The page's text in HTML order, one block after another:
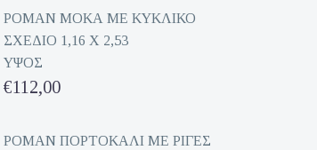
was:
€162,00.
τρέχουσα
τιμή
είναι:
€81,00.
ΡΟΜΑΝ ΜΟΚΑ ΜΕ ΚΥΚΛΙΚΟ
ΣΧΕΔΙΟ 1,16 Χ 2,53
ΥΨΟΣ
Original
was:
€112,00
τρέχουσα
ΡΟΜΑΝ ΠΟΡΤΟΚΑΛΙ ΜΕ ΡΙΓΕΣ